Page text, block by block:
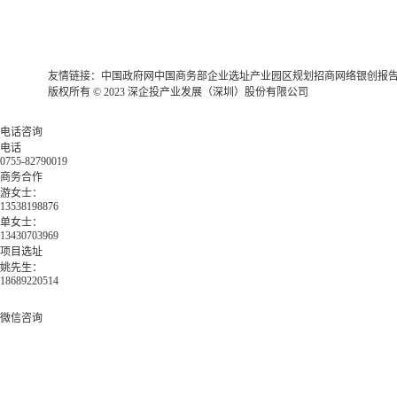
友情链接： 中国政府网 中国商务部企业选址产业园区规划 招商网络银创报
版权所有 © 2023 深企投产业发展（深圳）股份有限公司
电话咨询
电话
0755-82790019
商务合作
游女士：
13538198876
单女士：
13430703969
项目选址
姚先生：
18689220514
微信咨询